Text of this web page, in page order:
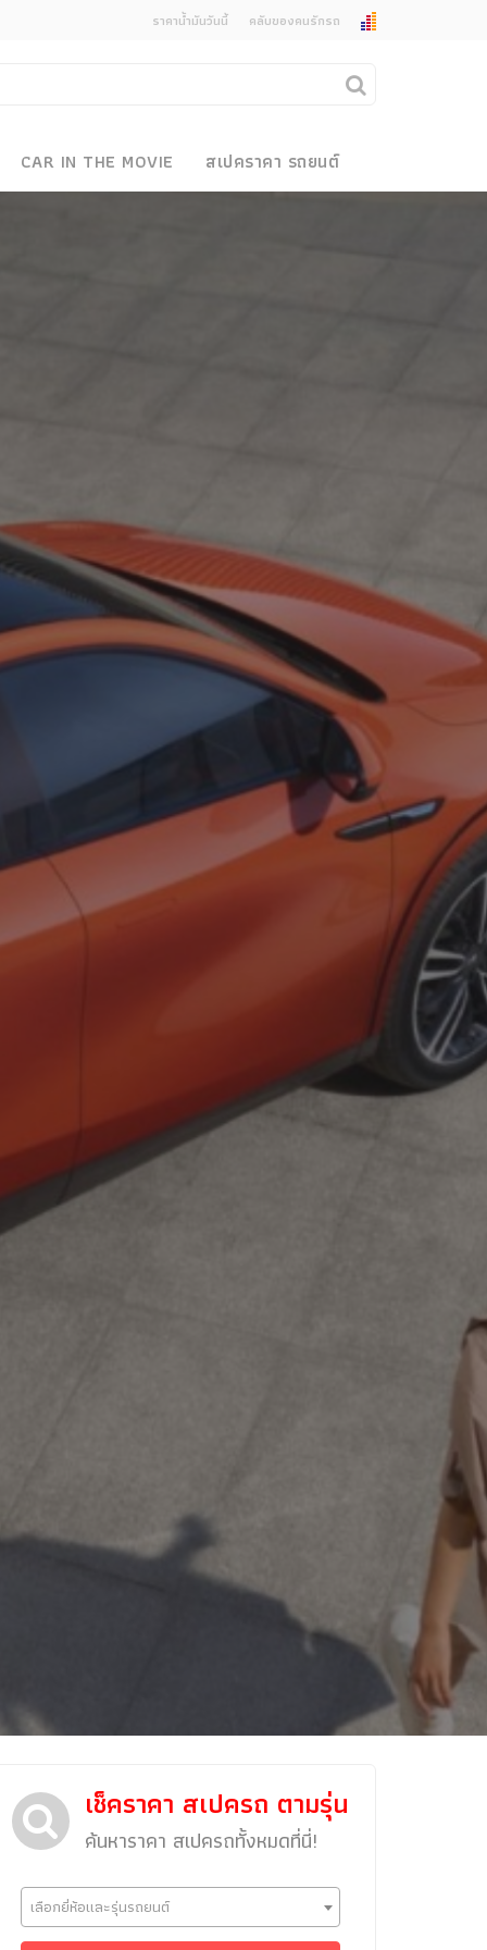
คุณต้องการยกเลิกการแจ้งเตือนข่าวสารเมื่อมีการ
อัพเดตใช่หรือไม่?
ราคาน้ำมันวันนี้ คลับของคนรักรถ
Concept Car
CAR IN THE MOVIE สเปคราคา รถยนต์
เช็คราคา สเปครถ ตามรุ่น
ค้นหาราคา สเปครถทั้งหมดที่นี่!
เลือกยี่ห้อและรุ่นรถยนต์